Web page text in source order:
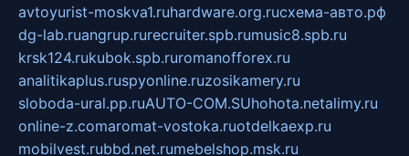
avtoyurist-moskva1.ruhardware.org.ruсхема-авто.рф
dg-lab.ruangrup.rurecruiter.spb.rumusic8.spb.ru
krsk124.rukubok.spb.ruromanofforex.ru
analitikaplus.ruspyonline.ruzosikamery.ru
sloboda-ural.pp.ruAUTO-COM.SUhohota.netalimy.ru
online-z.comaromat-vostoka.ruotdelkaexp.ru
mobilvest.rubbd.net.rumebelshop.msk.ru